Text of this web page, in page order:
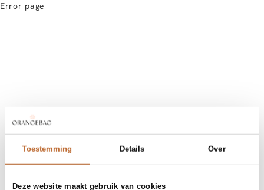
Toestemming Details Over
Deze website maakt gebruik van cookies
Error page